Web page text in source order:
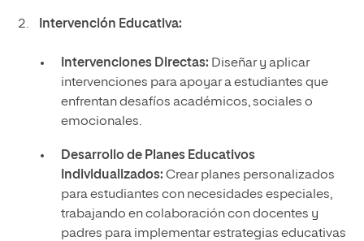
Intervención Educativa:
Intervenciones Directas: Diseñar y aplicar
intervenciones para apoyar a estudiantes que
enfrentan desafíos académicos, sociales o
emocionales.
Desarrollo de Planes Educativos
Individualizados: Crear planes personalizados
para estudiantes con necesidades especiales,
trabajando en colaboración con docentes y
padres para implementar estrategias educativas